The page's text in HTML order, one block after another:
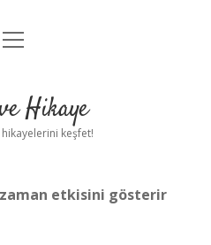
Uyarı
menüyü
Hikaye
keşfet!
etkisini gösterir